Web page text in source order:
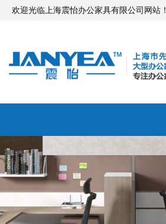
欢迎光临上海震怡办公家具有限公司网站！